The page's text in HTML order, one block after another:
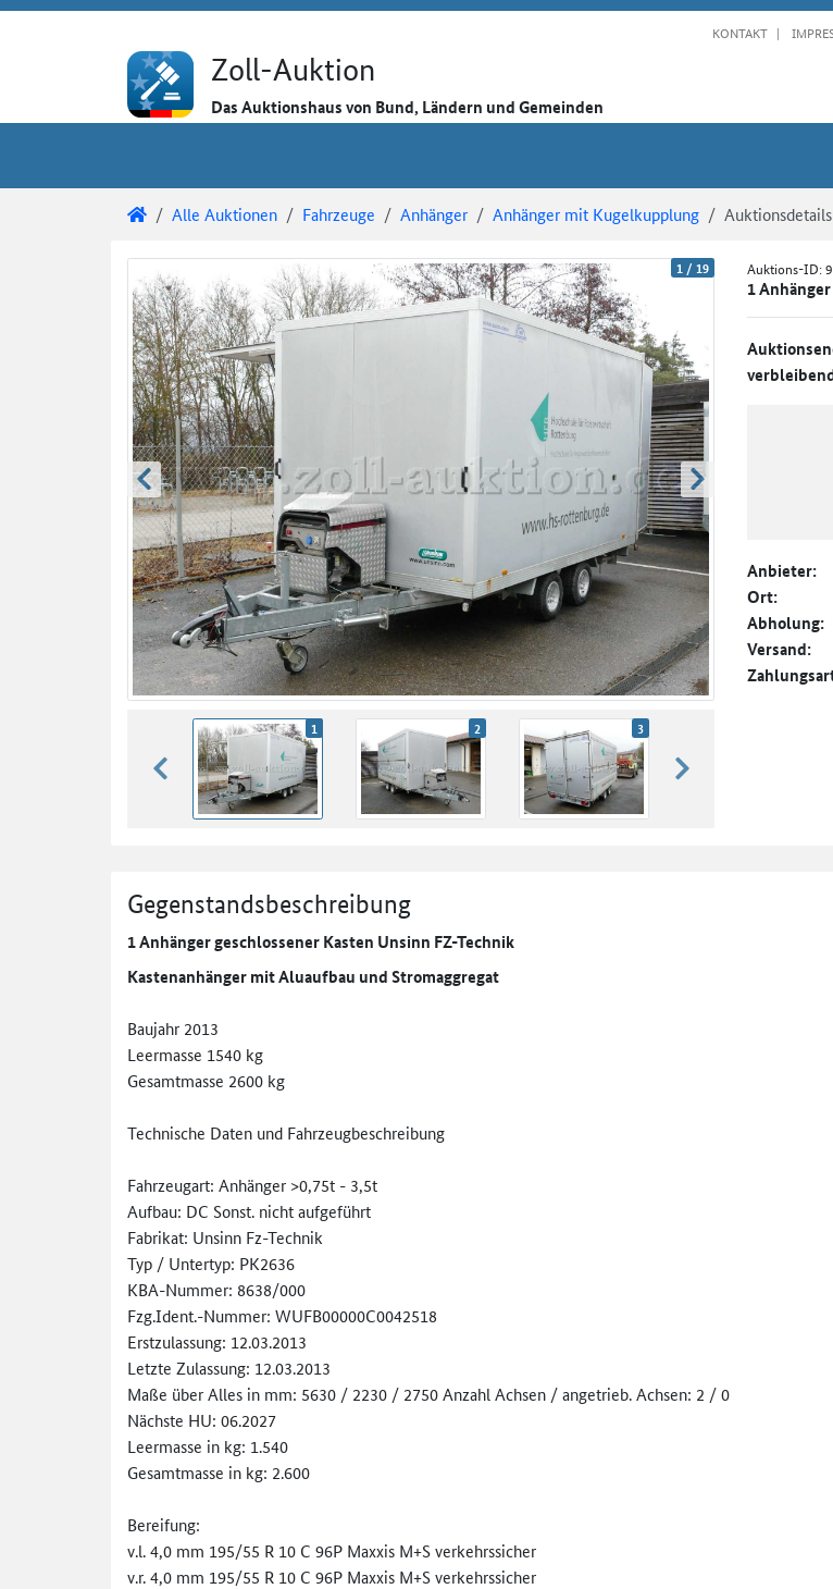
KONTAKT
Zoll-Auktion
Das Auktionshaus von Bund, Ländern und Gemeinden
Zoll-Auktion
Alle Auktionen Fahrzeuge Anhänger Anhänger mit Kugelkupplung Auktionsdetails
Auktionsdetails
Auktionsüberblick 1 /19
zurück blättern weiter blättern
zurück blättern
1 2 3
weiter blättern
Auktions-ID:
1
Anbieter:
Ort:
Abholung:
Versand:
Gegenstandsbeschreibung
1 Anhänger geschlossener Kasten Unsinn FZ-Technik
Kastenanhänger mit Aluaufbau und Stromaggregat
Baujahr 2013
Leermasse 1540 kg
Gesamtmasse 2600 kg
Technische Daten und Fahrzeugbeschreibung
Fahrzeugart: Anhänger >0,75t - 3,5t
Aufbau: DC Sonst. nicht aufgeführt
Fabrikat: Unsinn Fz-Technik
Typ / Untertyp: PK2636
KBA-Nummer: 8638/000
Fzg.Ident.-Nummer: WUFB00000C0042518
Erstzulassung: 12.03.2013
Letzte Zulassung: 12.03.2013
Maße über Alles in mm: 5630 / 2230 / 2750 Anzahl Achsen / angetrieb. Achsen: 2 / 0
Nächste HU: 06.2027
Leermasse in kg: 1.540
Gesamtmasse in kg: 2.600
Bereifung:
v.l. 4,0 mm 195/55 R 10 C 96P Maxxis M+S verkehrssicher
v.r. 4,0 mm 195/55 R 10 C 96P Maxxis M+S verkehrssicher